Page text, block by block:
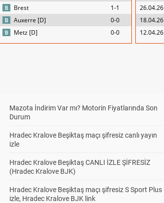
Brest
1-1
Auxerre [D]
0-0
Metz [D] 0-0
26.04.26
18.04.26
12.04.26
Mazota İndirim Var mı? Motorin Fiyatlarında Son
Durum
Hradec Kralove Beşiktaş maçı şifresiz canlı yayın
izle
Hradec Kralove Beşiktaş CANLI İZLE ŞİFRESİZ
(Hradec Kralove BJK)
Hradec Kralove Beşiktaş maçı şifresiz S Sport Plus
izle, Hradec Kralove BJK link